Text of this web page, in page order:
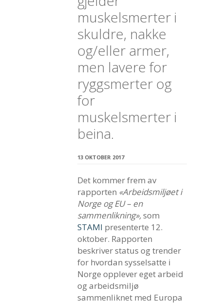
muskelsmerter i
skuldre, nakke
og/eller armer,
men lavere for
ryggsmerter og
for
muskelsmerter i
beina.
13 OKTOBER 2017
Det kommer frem av
rapporten «Arbeidsmiljøet i
Norge og EU – en
sammenlikning»,som
STAMI presenterte 12.
oktober. Rapporten
beskriver status og trender
for hvordan sysselsatte i
Norge opplever eget arbeid
og arbeidsmiljø
sammenliknet med Europa